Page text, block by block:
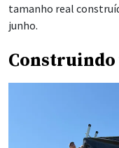
tamanho real
junho.